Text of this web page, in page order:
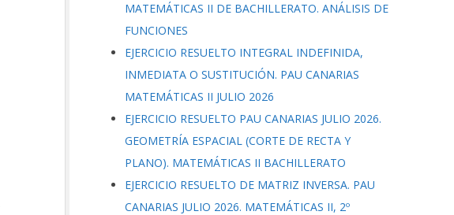
MATEMÁTICAS II DE BACHILLERATO. ANÁLISIS DE
FUNCIONES
EJERCICIO RESUELTO INTEGRAL INDEFINIDA,
INMEDIATA O SUSTITUCIÓN. PAU CANARIAS
MATEMÁTICAS II JULIO 2026
EJERCICIO RESUELTO PAU CANARIAS JULIO 2026.
GEOMETRÍA ESPACIAL (CORTE DE RECTA Y
PLANO). MATEMÁTICAS II BACHILLERATO
EJERCICIO RESUELTO DE MATRIZ INVERSA. PAU
CANARIAS JULIO 2026. MATEMÁTICAS II, 2º